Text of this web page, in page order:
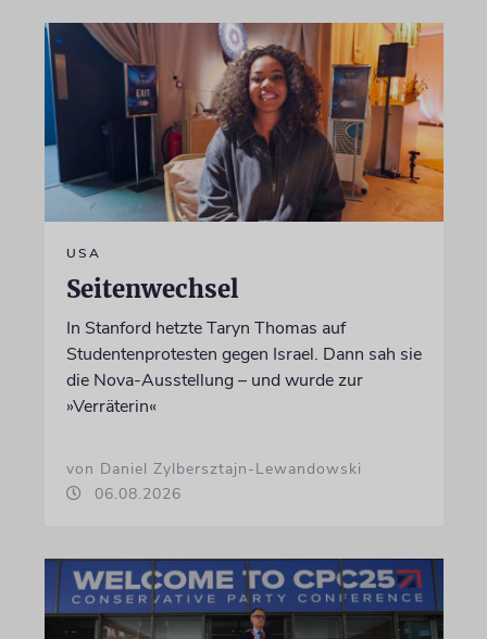
USA
Seitenwechsel
In Stanford hetzte Taryn Thomas auf
Studentenprotesten gegen Israel. Dann sah sie
die Nova-Ausstellung – und wurde zur
»Verräterin«
von Daniel Zylbersztajn-Lewandowski
06.08.2026